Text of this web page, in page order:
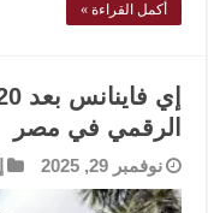
أكمل القراءة »
الرقمي في مصر
نوفمبر 29, 2025